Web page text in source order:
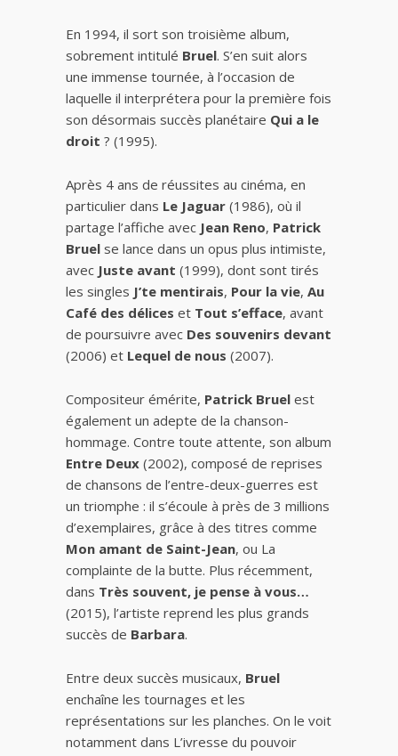
En 1994, il sort son troisième album,
sobrement intitulé Bruel. S’en suit alors
une immense tournée, à l’occasion de
laquelle il interprétera pour la première fois
son désormais succès planétaire Qui a le
droit ? (1995).
Après 4 ans de réussites au cinéma, en
particulier dans Le Jaguar (1986), où il
partage l’affiche avec Jean Reno, Patrick
Bruel se lance dans un opus plus intimiste,
avec Juste avant (1999), dont sont tirés
les singles J’te mentirais, Pour la vie, Au
Café des délices et Tout s’efface, avant
de poursuivre avec Des souvenirs devant
(2006) et Lequel de nous (2007).
Compositeur émérite, Patrick Bruel est
également un adepte de la chanson-
hommage. Contre toute attente, son album
Entre Deux (2002), composé de reprises
de chansons de l’entre-deux-guerres est
un triomphe : il s’écoule à près de 3 millions
d’exemplaires, grâce à des titres comme
Mon amant de Saint-Jean, ou La
complainte de la butte. Plus récemment,
dans Très souvent, je pense à vous…
(2015), l’artiste reprend les plus grands
succès de Barbara.
Entre deux succès musicaux, Bruel
enchaîne les tournages et les
représentations sur les planches. On le voit
notamment dans L’ivresse du pouvoir